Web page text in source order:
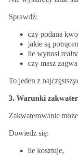
Sprawdź:
czy podana
jakie są
ile wynosi
czy masz
To jeden z
3. Warunki
Zakwaterowanie
Dowiedz się:
ile kosztuje,